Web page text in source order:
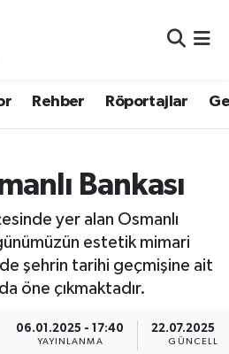
Rehber Röportajlar
Bankası
yer alan Osmanlı
estetik mimari
de şehrin tarihi geçmişine ait
öne çıkmaktadır.
06.01.2025 - 17:40
YAYINLANMA
22.07.2025 -
ve Fikstür